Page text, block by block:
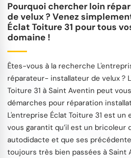
Pourquoi chercher loin
de velux ? Venez
Éclat Toiture 31 pour tous
domaine !
Êtes-vous à la recherche
réparateur- installateur de velux ?
Toiture 31 à Saint Aventin peut
démarches pour réparation
L'entreprise Éclat Toiture 31 est un
vous garantit qu’il est un bricoleur
autodidacte et que ses
toujours très bien passées à Saint